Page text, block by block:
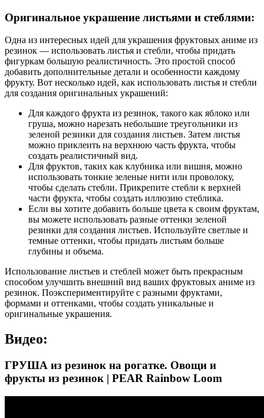
Оригинальное украшение листьями и стеблями:
Одна из интересных идей для украшения фруктовых аниме из
резинок — использовать листья и стебли, чтобы придать
фигуркам большую реалистичность. Это простой способ
добавить дополнительные детали и особенности каждому
фрукту. Вот несколько идей, как использовать листья и стебли
для создания оригинальных украшений:
Для каждого фрукта из резинок, такого как яблоко или
груша, можно нарезать небольшие треугольники из
зеленой резинки для создания листьев. Затем листья
можно приклеить на верхнюю часть фрукта, чтобы
создать реалистичный вид.
Для фруктов, таких как клубника или вишня, можно
использовать тонкие зеленые нити или проволоку,
чтобы сделать стебли. Прикрепите стебли к верхней
части фрукта, чтобы создать иллюзию стеблика.
Если вы хотите добавить больше цвета к своим фруктам,
вы можете использовать разные оттенки зеленой
резинки для создания листьев. Используйте светлые и
темные оттенки, чтобы придать листьям больше
глубины и объема.
Использование листьев и стеблей может быть прекрасным
способом улучшить внешний вид ваших фруктовых аниме из
резинок. Поэкспериментируйте с разными фруктами,
формами и оттенками, чтобы создать уникальные и
оригинальные украшения.
Видео:
ГРУША из резинок на рогатке. Овощи и
фрукты из резинок | PEAR Rainbow Loom